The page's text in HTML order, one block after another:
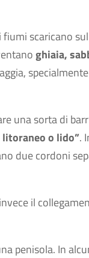
fiumi scaricano sul
ghiaia,
specialmente
una sorta di
o lido”.
due cordoni
il
penisola. In